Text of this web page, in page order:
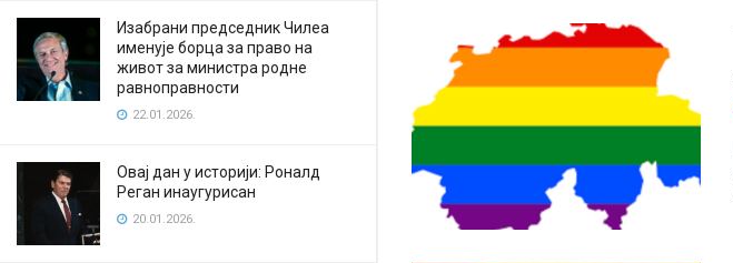
Изабрани председник Чилеа
именује борца за право на
живот за министра родне
равноправности
22.01.2026.
Овај дан у историји: Роналд
Реган инаугурисан
20.01.2026.